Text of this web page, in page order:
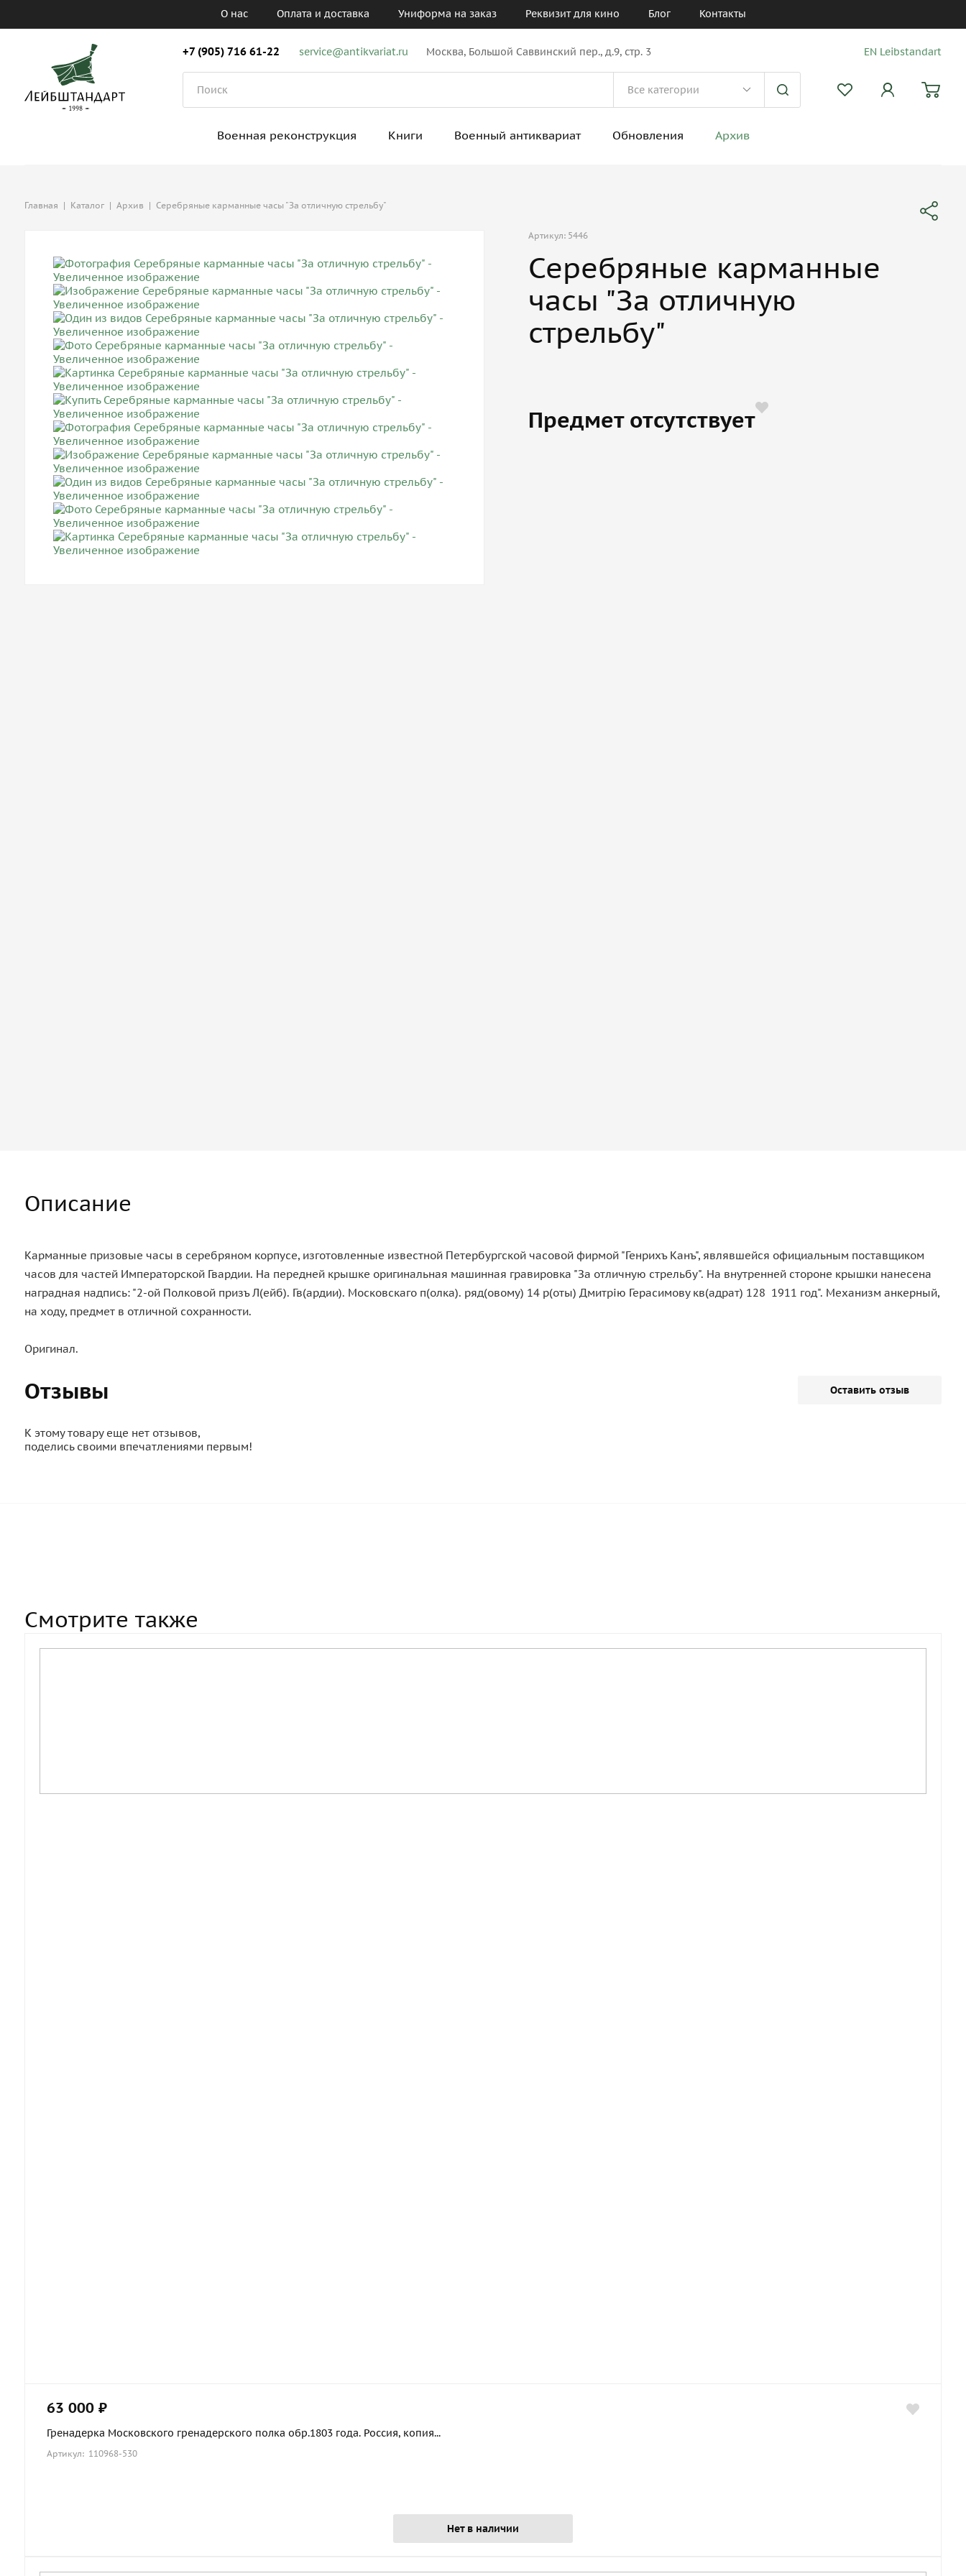
О нас Оплата и доставка Униформа на заказ Реквизит для кино Блог Контакты
+7 (905) 716 61-22 service@antikvariat.ru Москва, Большой Саввинский пер., д.9, стр. 3 EN Leibstandart
Военная реконструкция Книги Военный антиквариат Обновления Архив
Главная | Каталог | Архив | Серебряные карманные часы "За отличную стрельбу"
Артикул: 5446
Серебряные карманные
часы "За отличную
стрельбу"
Предмет отсутствует
Описание
Карманные призовые часы в серебряном корпусе, изготовленные известной Петербургской часовой фирмой "Генрихъ Канъ", являвшейся официальным поставщиком
часов для частей Императорской Гвардии. На передней крышке оригинальная машинная гравировка "За отличную стрельбу". На внутренней стороне крышки нанесена
наградная надпись: "2-ой Полковой призъ Л(ейб). Гв(ардии). Московскаго п(олка). ряд(овому) 14 р(оты) Дмитрiю Герасимову кв(адрат) 128 1911 год". Механизм анкерный,
на ходу, предмет в отличной сохранности.
Оригинал.
Отзывы Оставить отзыв
К этому товару еще нет отзывов,
поделись своими впечатлениями первым!
Смотрите также
63 000 ₽
Гренадерка Московского гренадерского полка обр.1803 года. Россия, копия...
Артикул: 110968-530
Нет в наличии